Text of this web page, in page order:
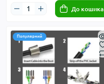
До кошика
Популярний